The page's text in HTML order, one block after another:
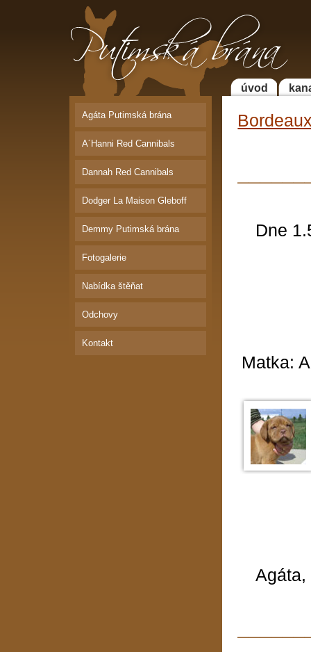
Putimská brána | Faraonský pes a
Bordeauxská doga
úvod
Agáta Putimská brána
A´Hanni Red Cannibals
Dannah Red Cannibals
Dodger La Maison Gleboff
Demmy Putimská brána
Fotogalerie
Nabídka štěňat
Odchovy
Kontakt
Dne
Matka:
Agáta,